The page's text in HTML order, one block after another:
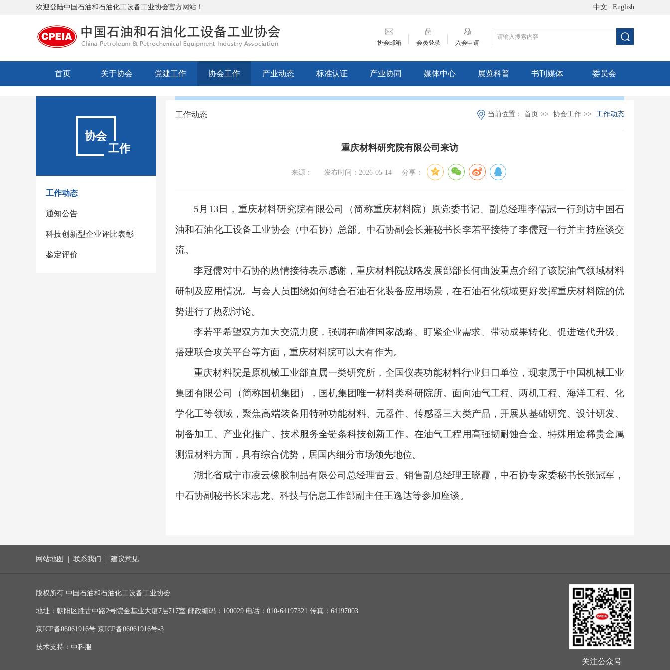
欢迎登陆中国石油和石油化工设备工业协会官方网站！ 中文 English
协会邮箱 会员登录 入会申请
首页 关于协会 党建工作 协会工作 产业动态 标准认证 产业协同 媒体中心 展览科普 书刊媒体 委员会
协会
工作
工作动态
通知公告
科技创新型企业评比表彰
鉴定评价
工作动态 当前位置： 首页 >> 协会工作 >> 工作动态
重庆材料研究院有限公司来访
来源： 发布时间：2026-05-14 分享：
5 月 13 日 ， 重庆材料研究院有限公司（简称重庆材料院）原党委书记、副总经理李儒冠一行到访中国石
油和石油化工设备工业协会（中石协）总部。中石协副会长兼秘书长李若平接待了李儒冠一行并主持座谈交
流。
李冠儒对中石协的热情接待表示感谢，重庆材料院战略发展部部长何曲波重点介绍了该院油气领域材料
研制及应用情况。与会人员围绕如何结合石油石化装备应用场景，在石油石化领域更好发挥重庆材料院的优
势进行了热烈讨论。
李若平希望双方加大交流力度，强调在瞄准国家战略、盯紧企业需求、带动成果转化、促进迭代升级、
搭建联合攻关平台等方面，重庆材料院可以大有作为。
重庆材料院是原机械工业部直属一类研究所，全国仪表功能材料行业归口单位，现隶属于中国机械工业
集团有限公司（简称国机集团），国机集团唯一材料类科研院所。面向油气工程、两机工程、海洋工程、化
学化工等领域，聚焦高端装备用特种功能材料、元器件、传感器三大类产品，开展从基础研究、设计研发、
制备加工、产业化推广、技术服务全链条科技创新工作。在油气工程用高强韧耐蚀合金、特殊用途稀贵金属
测温材料方面，具有综合优势，居国内细分市场领先地位。
湖北省咸宁市凌云橡胶制品有限公司总经理雷云、销售副总经理王晓霞，中石协专家委秘书长张冠军，
中石协副秘书长宋志龙、科技与信息工作部副主任王逸达等参加座谈。
网站地图 联系我们 建议意见
版权所有 中国石油和石油化工设备工业协会
地址：朝阳区胜古中路2号院金基业大厦7层717室 邮政编码：100029 电话：010-64197321 传真：64197003
京ICP备06061916号 京ICP备06061916号-3
技术支持：中科服
关注公众号